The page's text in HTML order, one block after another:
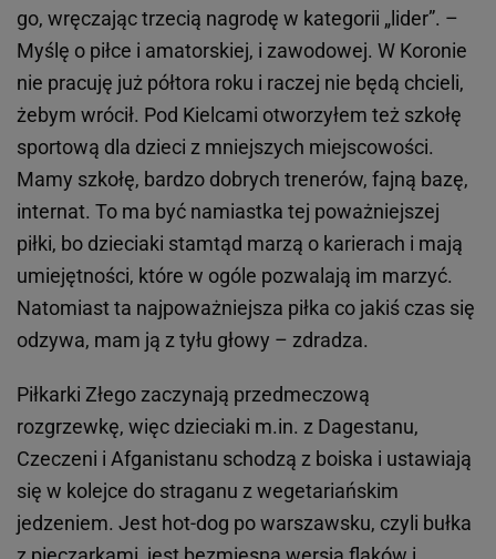
go, wręczając trzecią nagrodę w kategorii „lider”. –
Myślę o piłce i amatorskiej, i zawodowej. W Koronie
nie pracuję już półtora roku i raczej nie będą chcieli,
żebym wrócił. Pod Kielcami otworzyłem też szkołę
sportową dla dzieci z mniejszych miejscowości.
Mamy szkołę, bardzo dobrych trenerów, fajną bazę,
internat. To ma być namiastka tej poważniejszej
piłki, bo dzieciaki stamtąd marzą o karierach i mają
umiejętności, które w ogóle pozwalają im marzyć.
Natomiast ta najpoważniejsza piłka co jakiś czas się
odzywa, mam ją z tyłu głowy – zdradza.
Piłkarki Złego zaczynają przedmeczową
rozgrzewkę, więc dzieciaki m.in. z Dagestanu,
Czeczeni i Afganistanu schodzą z boiska i ustawiają
się w kolejce do straganu z wegetariańskim
jedzeniem. Jest hot-dog po warszawsku, czyli bułka